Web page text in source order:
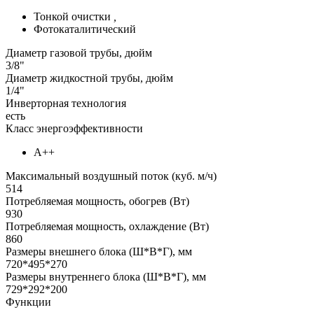
Тонкой очистки
Фотокаталитический
Диаметр газовой трубы, дюйм
3/8"
Диаметр жидкостной трубы, дюйм
1/4"
Инверторная технология
есть
Класс энергоэффективности
А++
Максимальный воздушный поток (куб. м/ч)
514
Потребляемая мощность, обогрев (Вт)
930
Потребляемая мощность, охлаждение (Вт)
860
Размеры внешнего блока (Ш*В*Г), мм
720*495*270
Размеры внутреннего блока (Ш*В*Г), мм
729*292*200
Функции